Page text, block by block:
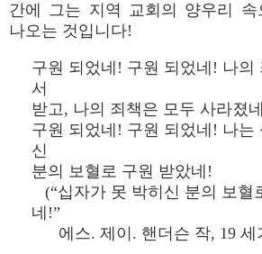
간에 그는 지역 교회의 양우리 속
나오는 것입니다!
구원 되었네! 구원 되었네! 나의
서
받고, 나의 죄책은 모두 사라졌
구원 되었네! 구원 되었네! 나는
신
분의 보혈로 구원 받았네!
(“십자가 못 박히신 분의 보혈
네!”
에스. 제이. 핸더슨 작, 19 세